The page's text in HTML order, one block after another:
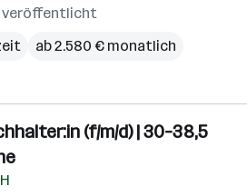
veröffentlicht
ab 2.580 € monatlich
(f/m/d) | 30–38,5